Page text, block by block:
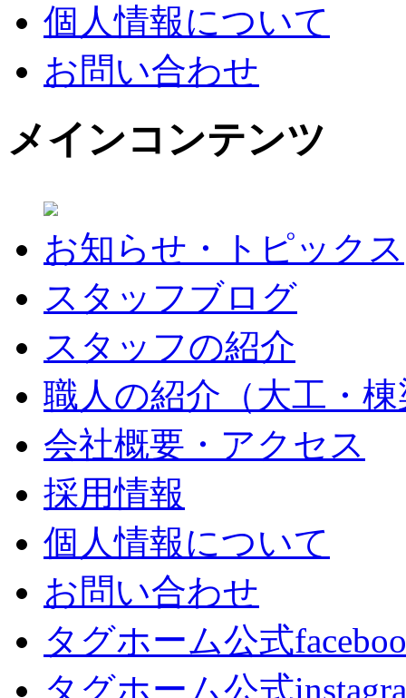
個人情報について
お問い合わせ
メインコンテンツ
お知らせ・トピックス
スタッフブログ
スタッフの紹介
職人の紹介（大工・
会社概要・アクセス
採用情報
個人情報について
お問い合わせ
タグホーム公式
タグホーム公式